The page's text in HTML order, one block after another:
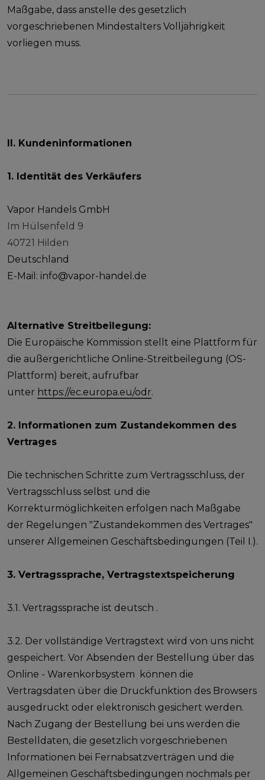
Maßgabe, dass anstelle des gesetzlich
vorgeschriebenen Mindestalters Volljährigkeit
vorliegen muss.
II. Kundeninformationen
1. Identität des Verkäufers
Vapor Handels GmbH
Im Hülsenfeld 9
40721 Hilden
Deutschland
E-Mail: info@vapor-handel.de
Alternative Streitbeilegung:
Die Europäische Kommission stellt eine Plattform für
die außergerichtliche Online-Streitbeilegung (OS-
Plattform) bereit, aufrufbar
unter https://ec.europa.eu/odr.
2. Informationen zum Zustandekommen des
Vertrages
Die technischen Schritte zum Vertragsschluss, der
Vertragsschluss selbst und die
Korrekturmöglichkeiten erfolgen nach Maßgabe
der Regelungen "Zustandekommen des Vertrages"
unserer Allgemeinen Geschäftsbedingungen (Teil I.).
3. Vertragssprache, Vertragstextspeicherung
3.1. Vertragssprache ist deutsch .
3.2. Der vollständige Vertragstext wird von uns nicht
gespeichert. Vor Absenden der Bestellung über das
Online - Warenkorbsystem können die
Vertragsdaten über die Druckfunktion des Browsers
ausgedruckt oder elektronisch gesichert werden.
Nach Zugang der Bestellung bei uns werden die
Bestelldaten, die gesetzlich vorgeschriebenen
Informationen bei Fernabsatzverträgen und die
Allgemeinen Geschäftsbedingungen nochmals per